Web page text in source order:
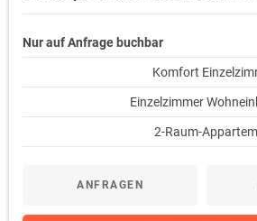
Nur auf Anfrage buchbar
Komfort
Einzelzimmer
2-Raum-
ANFRAGEN